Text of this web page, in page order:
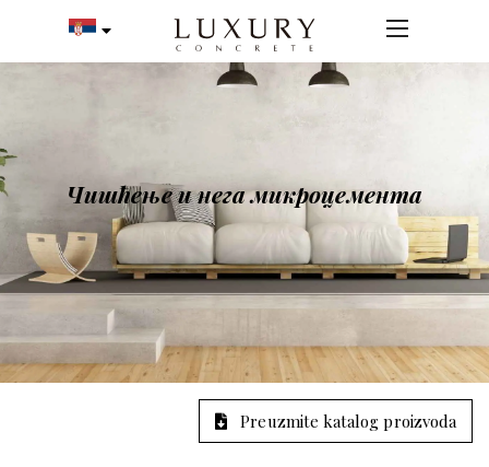
Чишћење и нега микроцемента
Preuzmite katalog proizvoda